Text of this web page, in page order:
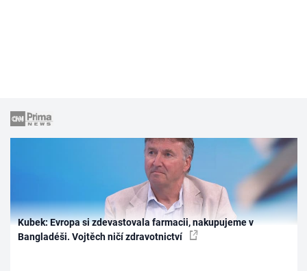
Kubek: Evropa si zdevastovala farmacii, nakupujeme v
Bangladéši. Vojtěch ničí zdravotnictví